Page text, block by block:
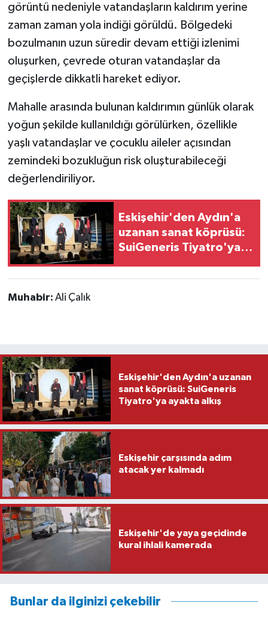
görüntü nedeniyle vatandaşların kaldırım yerine
zaman zaman yola indiği görüldü. Bölgedeki
bozulmanın uzun süredir devam ettiği izlenimi
oluşurken, çevrede oturan vatandaşlar da
geçişlerde dikkatli hareket ediyor.
Mahalle arasında bulunan kaldırımın günlük olarak
yoğun şekilde kullanıldığı görülürken, özellikle
yaşlı vatandaşlar ve çocuklu aileler açısından
zemindeki bozukluğun risk oluşturabileceği
değerlendiriliyor.
Eskişehir'den Aydın'a
uzanan sanat köprüsü:
SuiGeneris Tiyatro'ya
Muhabir: Ali Çalık
Eskişehir'den Aydın'a uzanan
sanat köprüsü: SuiGeneris
Tiyatro'ya ayakta alkış
Eskişehir çarşısında adım
atacak yer kalmadı
Eskişehir'de yaya geçidinde
kural ihlali kamerada
Bunlar da ilginizi çekebilir